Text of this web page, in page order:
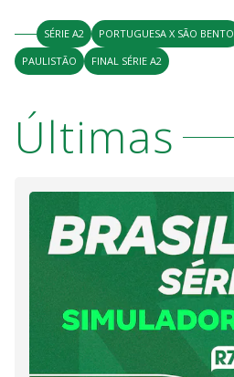
SÉRIE A2 PORTUGUESA X SÃO BENTO
PAULISTÃO
FINAL SÉRIE A2
Últimas